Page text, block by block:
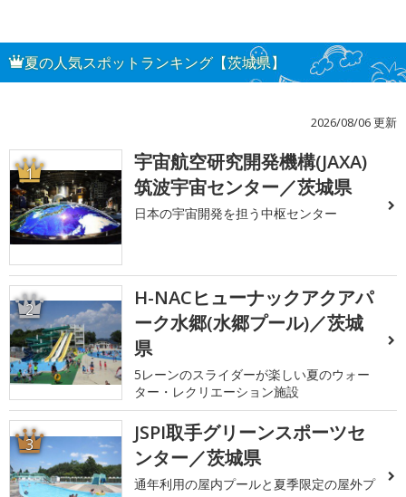
夏の人気スポットランキング【茨城県】
2026/08/06 更新
1
宇宙航空研究開発機構(JAXA)
筑波宇宙センター／茨城県
日本の宇宙開発を担う中枢センター
2
H-NACヒューナックアクアパ
ーク水郷(水郷プール)／茨城
県
5レーンのスライダーが楽しい夏のウォー
ター・レクリエーション施設
3
JSPI取手グリーンスポーツセ
ンター／茨城県
通年利用の屋内プールと夏季限定の屋外プ